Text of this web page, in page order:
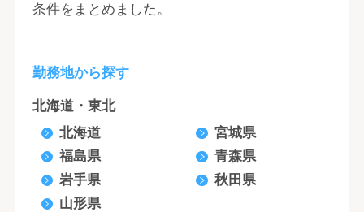
条件をまとめました。
勤務地から探す
北海道・東北
北海道
宮城県
福島県
青森県
岩手県
秋田県
山形県